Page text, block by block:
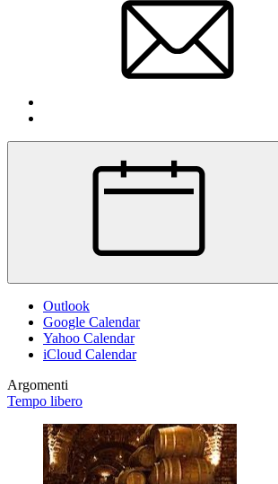
Outlook
Google Calendar
Yahoo Calendar
iCloud Calendar
Argomenti
Tempo libero